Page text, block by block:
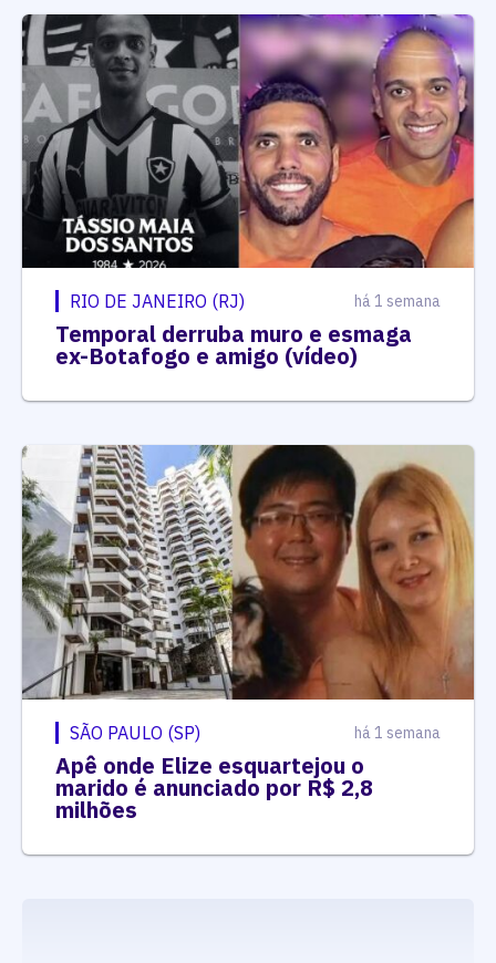
RIO DE JANEIRO (RJ) há 1 semana
Temporal derruba muro e esmaga
ex-Botafogo e amigo (vídeo)
SÃO PAULO (SP) há 1 semana
Apê onde Elize esquartejou o
marido é anunciado por R$ 2,8
milhões